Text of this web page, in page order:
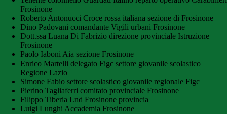
Frosinone
Roberto Antonucci Croce rossa italiana sezione di Frosinone
Dino Padovani comandante Vigili urbani Frosinone
Dott.ssa Luana Di Fabrizio direzione provinciale Istruzione
Frosinone
Paolo Iaboni Aia sezione Frosinone
Enrico Martelli delegato Figc settore giovanile scolastico
Regione Lazio
Simone Fabio settore scolastico giovanile regionale Figc
Pierino Tagliaferri comitato provinciale Frosinone
Filippo Tiberia Lnd Frosinone provincia
Luigi Lunghi Accademia Frosinone